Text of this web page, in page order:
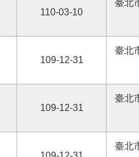
110-03-10
臺北
109-12-31
臺北
109-12-31
臺北
臺北